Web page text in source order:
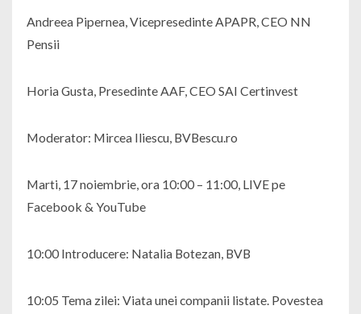
Andreea Pipernea, Vicepresedinte APAPR, CEO NN
Pensii
Horia Gusta, Presedinte AAF, CEO SAI Certinvest
Moderator: Mircea Iliescu, BVBescu.ro
Marti, 17 noiembrie, ora 10:00 – 11:00, LIVE pe
Facebook & YouTube
10:00 Introducere: Natalia Botezan, BVB
10:05 Tema zilei: Viata unei companii listate. Povestea